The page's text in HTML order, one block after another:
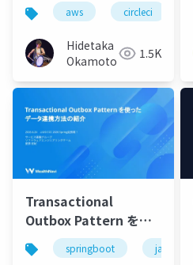
aws circleci
Hidetaka
Okamoto
1.5K
Transactional
Outbox Pattern を使
ったデータ連携方法の
紹介
springboot java